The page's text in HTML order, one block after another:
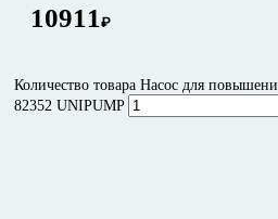
10911₽
Количество товара Насос для
82352 UNIPUMP